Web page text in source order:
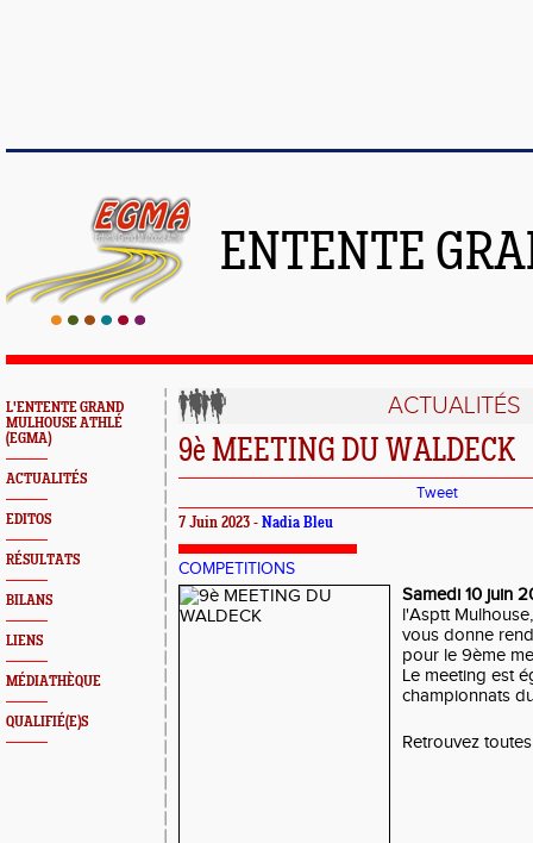
ENTENTE
L'ENTENTE GRAND
MULHOUSE ATHLÉ
(EGMA)
ACTUALITÉS
EDITOS
RÉSULTATS
BILANS
LIENS
MÉDIATHÈQUE
QUALIFIÉ(E)S
ACTUALITÉS
9è MEETING DU WALDECK
Tweet
7 Juin 2023 - Nadia Bleu
COMPETITIONS
Samedi 10 juin
l'Asptt
vous donne
pour le 9ème
Le meeting est
championnats
Retrouvez